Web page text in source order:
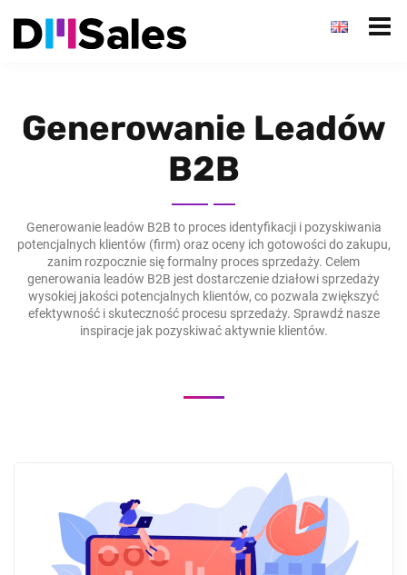
Generowanie Leadów
B2B
Generowanie leadów B2B to proces identyfikacji i pozyskiwania
potencjalnych klientów (firm) oraz oceny ich gotowości do zakupu,
zanim rozpocznie się formalny proces sprzedaży. Celem
generowania leadów B2B jest dostarczenie działowi sprzedaży
wysokiej jakości potencjalnych klientów, co pozwala zwiększyć
efektywność i skuteczność procesu sprzedaży. Sprawdź nasze
inspiracje jak pozyskiwać aktywnie klientów.